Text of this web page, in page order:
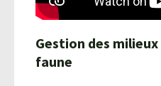
Gestion des
faune